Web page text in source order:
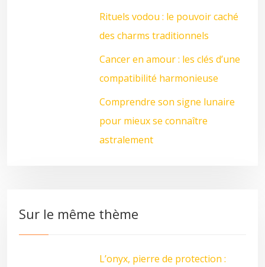
Rituels vodou : le pouvoir caché
des charms traditionnels
Cancer en amour : les clés d’une
compatibilité harmonieuse
Comprendre son signe lunaire
pour mieux se connaître
astralement
Sur le même thème
L’onyx, pierre de protection :